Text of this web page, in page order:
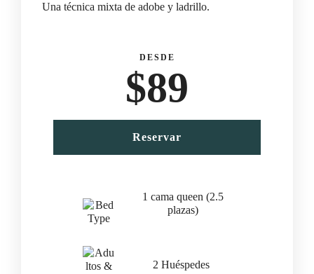
Una técnica mixta de adobe y ladrillo.
DESDE
$89
Reservar
1 cama queen (2.5
plazas)
2 Huéspedes